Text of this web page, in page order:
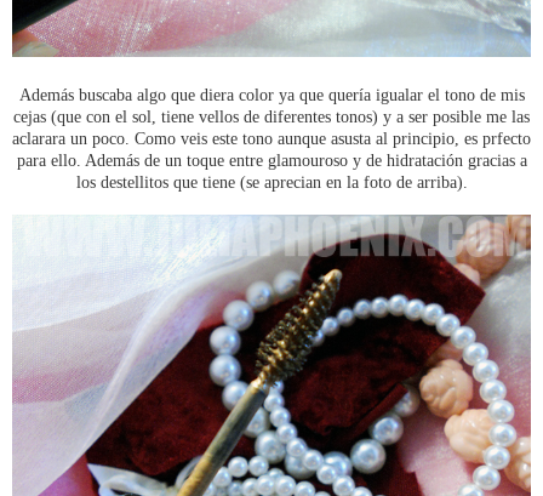
Además buscaba algo que diera color ya que quería igualar el tono de mis
cejas (que con el sol, tiene vellos de diferentes tonos) y a ser posible me las
aclarara un poco. Como veis este tono aunque asusta al principio, es prfecto
para ello. Además de un toque entre glamouroso y de hidratación gracias a
los destellitos que tiene (se aprecian en la foto de arriba).